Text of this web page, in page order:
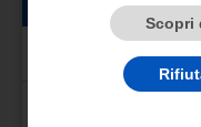
39000
PEUGEOT 208 2ª
208 PureTech 100
Scopri